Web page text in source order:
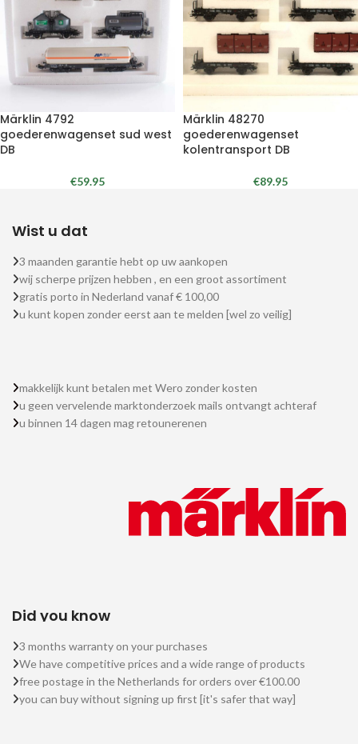
Märklin 4792
goederenwagenset sud west
DB
€59.95
Märklin 48270
goederenwagenset
kolentransport DB
€89.95
Wist u dat
3 maanden garantie hebt op uw aankopen
wij scherpe prijzen hebben , en een groot assortiment
gratis porto in Nederland vanaf € 100,00
u kunt kopen zonder eerst aan te melden [wel zo veilig]
makkelijk kunt betalen met Wero zonder kosten
u geen vervelende marktonderzoek mails ontvangt achteraf
u binnen 14 dagen mag retounerenen
Did you know
3 months warranty on your purchases
We have competitive prices and a wide range of products
free postage in the Netherlands for orders over €100.00
you can buy without signing up first [it's safer that way]